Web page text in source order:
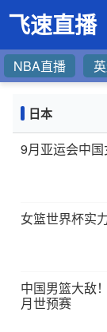
飞速直播
NBA直播
日本
9月亚运会中
女篮世界杯实
中国男篮大敌
月世预赛